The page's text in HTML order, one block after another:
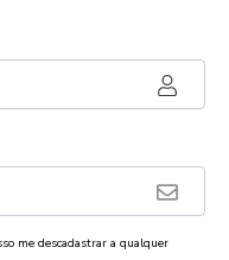
me descadastrar a qualquer